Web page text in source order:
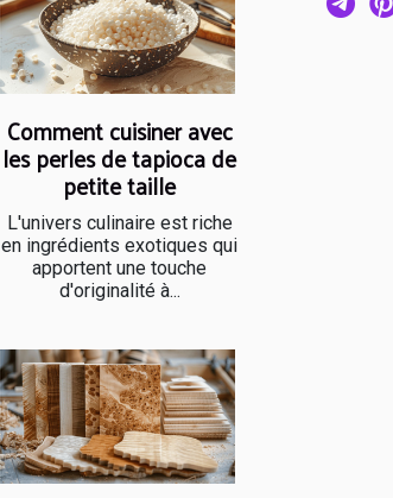
Comment cuisiner avec
les perles de tapioca de
petite taille
L'univers culinaire est riche
en ingrédients exotiques qui
apportent une touche
d'originalité à...